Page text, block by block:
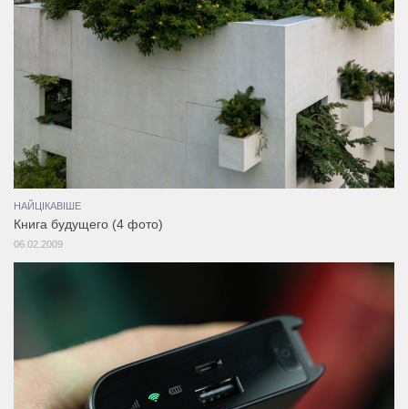
НАЙЦІКАВІШЕ
Книгa будущего (4 фото)
06.02.2009